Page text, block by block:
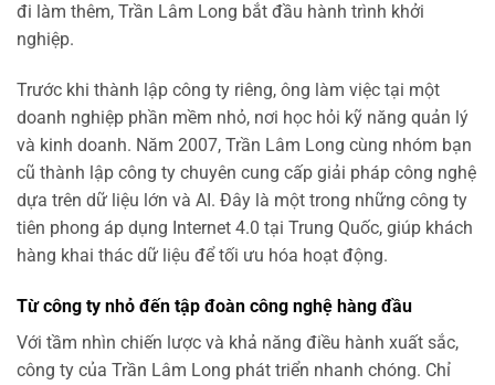
đi làm thêm, Trần Lâm Long bắt đầu hành trình khởi
nghiệp.
Trước khi thành lập công ty riêng, ông làm việc tại một
doanh nghiệp phần mềm nhỏ, nơi học hỏi kỹ năng quản lý
và kinh doanh. Năm 2007, Trần Lâm Long cùng nhóm bạn
cũ thành lập công ty chuyên cung cấp giải pháp công nghệ
dựa trên dữ liệu lớn và AI. Đây là một trong những công ty
tiên phong áp dụng Internet 4.0 tại Trung Quốc, giúp khách
hàng khai thác dữ liệu để tối ưu hóa hoạt động.
Từ công ty nhỏ đến tập đoàn công nghệ hàng đầu
Với tầm nhìn chiến lược và khả năng điều hành xuất sắc,
công ty của Trần Lâm Long phát triển nhanh chóng. Chỉ